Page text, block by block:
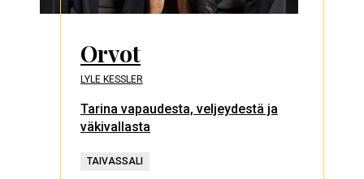
Orvot
LYLE KESSLER
Tarina vapaudesta, veljeydestä ja
väkivallasta
TAIVASSALI